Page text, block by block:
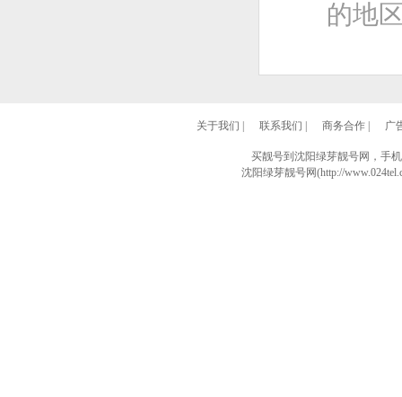
的地
关于我们 联系我们 商务合作| 广
买靓号到沈阳绿芽靓号网，手
沈阳绿芽靓号网(http://